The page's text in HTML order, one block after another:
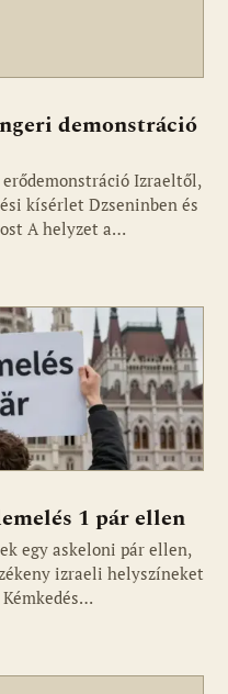
demonstráció
Izraeltől,
kísérlet Dzseninben és
A helyzet a…
1 pár ellen
egy askeloni pár ellen,
izraeli helyszíneket